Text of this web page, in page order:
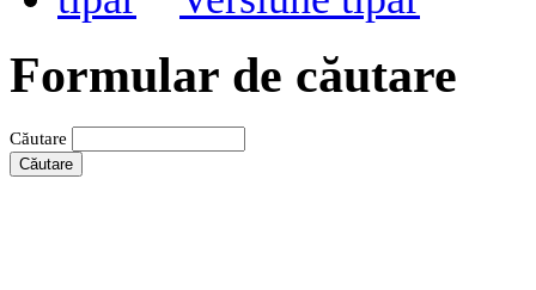
Formular de căutare
Căutare